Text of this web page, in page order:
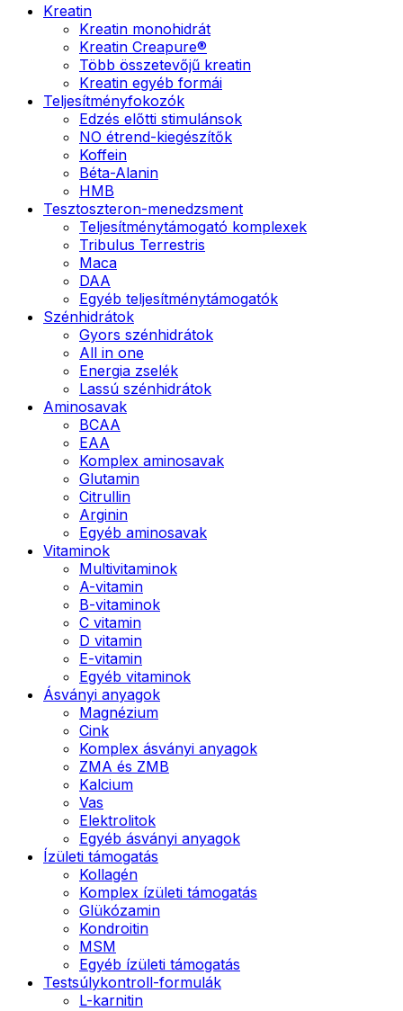
Kreatin
Kreatin monohidrát
Kreatin Creapure®
Több összetevőjű kreatin
Kreatin egyéb formái
Teljesítményfokozók
Edzés előtti stimulánsok
NO étrend-kiegészítők
Koffein
Béta-Alanin
HMB
Tesztoszteron-menedzsment
Teljesítménytámogató komplexek
Tribulus Terrestris
Maca
DAA
Egyéb teljesítménytámogatók
Szénhidrátok
Gyors szénhidrátok
All in one
Energia zselék
Lassú szénhidrátok
Aminosavak
BCAA
EAA
Komplex aminosavak
Glutamin
Citrullin
Arginin
Egyéb aminosavak
Vitaminok
Multivitaminok
A-vitamin
B-vitaminok
C vitamin
D vitamin
E-vitamin
Egyéb vitaminok
Ásványi anyagok
Magnézium
Cink
Komplex ásványi anyagok
ZMA és ZMB
Kalcium
Vas
Elektrolitok
Egyéb ásványi anyagok
Ízületi támogatás
Kollagén
Komplex ízületi támogatás
Glükózamin
Kondroitin
MSM
Egyéb ízületi támogatás
Testsúlykontroll-formulák
L-karnitin